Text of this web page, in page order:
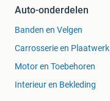
Auto-onderdelen
Banden en Velgen
Carrosserie en Plaatwerk
Motor en Toebehoren
Interieur en Bekleding